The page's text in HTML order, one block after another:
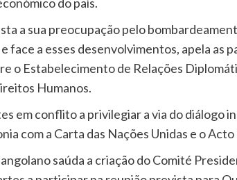
a sua preocupação pelo
face a esses desenvolvimentos, apela
o Estabelecimento de Relações
Humanos.
em conflito a privilegiar a via do diálogo
com a Carta das Nações Unidas e o
saúda a criação do Comité